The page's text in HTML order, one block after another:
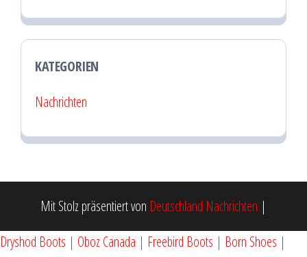
KATEGORIEN
Nachrichten
Mit Stolz präsentiert von Deutschland Nachrichten |
Dryshod Boots | Oboz Canada | Freebird Boots | Born Shoes |